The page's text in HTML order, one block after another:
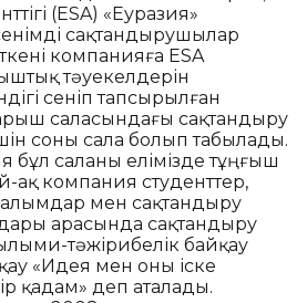
(ESA) «Еуразия»
сақтандырушылар
компанияға ESA
тәуекелдерін
сеніп тапсырылған
саласындағы сақтандыру
соны сала болып табылады.
саланы елімізде тұңғыш
ақ компания студенттер,
мен сақтандыру
арасында сақтандыру
тәжірибелік байқау
«Идея мен оны іске
қадам» деп аталады.